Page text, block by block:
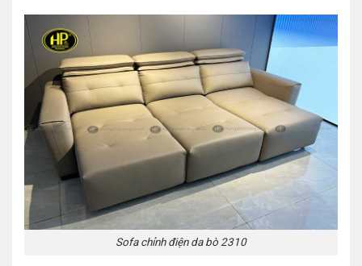
Sofa chỉnh điện da bò 2310